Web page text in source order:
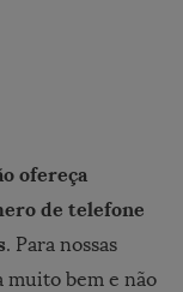
ofereça
de telefone
. Para nossas
muito bem e não